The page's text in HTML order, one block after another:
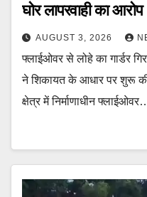
घोर लापरवाही का आरोप
AUGUST 3, 2026
फ्लाईओवर से लोहे का गार्डर
ने शिकायत के आधार पर शुरू की
क्षेत्र में निर्माणाधीन